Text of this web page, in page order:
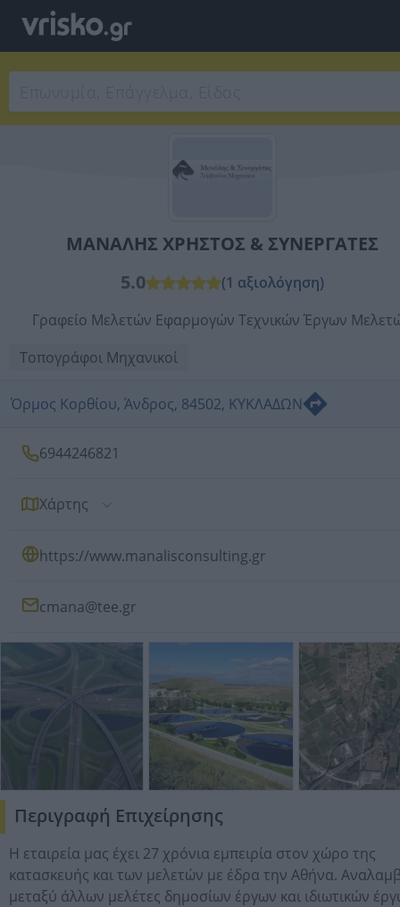
ΜΑΝΑΛΗΣ ΧΡΗΣΤΟΣ & ΣΥΝΕΡΓΑΤΕΣ
5.0
(1 αξιολόγηση)
Γραφείο Μελετών Εφαρμογών Τεχνικών Έργων
Τοπογράφοι Μηχανικοί
Όρμος Κορθίου, Άνδρος, 84502, ΚΥΚΛΑΔΩΝ
6944246821
Χάρτης
https://www.manalisconsulting.gr
cmana@tee.gr
Περιγραφή Επιχείρησης
H εταιρεία μας έχει 27 χρόνια εμπειρία στον χώρο της
κατασκευής και των μελετών με έδρα την Αθήνα.
μεταξύ άλλων μελέτες δημοσίων έργων και ιδιωτικών